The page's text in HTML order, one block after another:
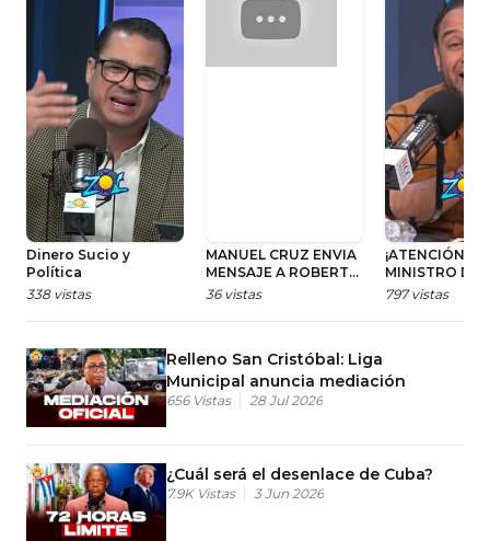
Dinero Sucio y
Política
338 vistas
MANUEL CRUZ ENVIA
MENSAJE A ROBERT
DARÍO POLANCO DEL
36 vistas
¡ATENCIÓN AL
MINISTRO DE
PÚBLICAS!
797 vistas
Relleno San Cristóbal: Liga
Municipal anuncia mediación
656 Vistas 28 Jul 2026
¿Cuál será el desenlace de Cuba?
7.9K Vistas 3 Jun 2026